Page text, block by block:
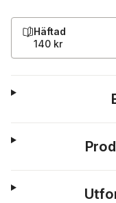
Häftad
140 kr